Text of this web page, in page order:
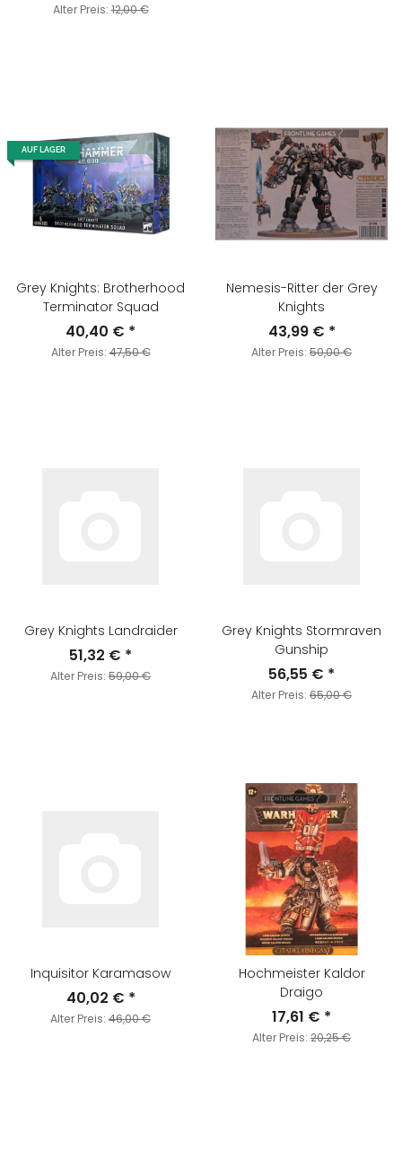
Alter Preis:12,00 €
AUF LAGER
Grey Knights: Brotherhood
Terminator Squad
40,40 € *
Alter Preis:47,50 €
Nemesis-Ritter der Grey
Knights
43,99 € *
Alter Preis: 50,00 €
Grey Knights Landraider
51,32 € *
Alter Preis: 59,00 €
Grey Knights Stormraven
Gunship
56,55 € *
Alter Preis: 65,00 €
Inquisitor Karamasow
40,02 € *
Alter Preis: 46,00 €
Hochmeister Kaldor
Draigo
17,61 € *
Alter Preis: 20,25 €